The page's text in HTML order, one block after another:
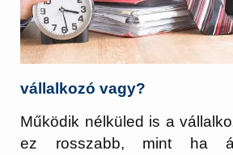
vállalkozó vagy?
Működik nélküled is a
ez rosszabb, mint ha